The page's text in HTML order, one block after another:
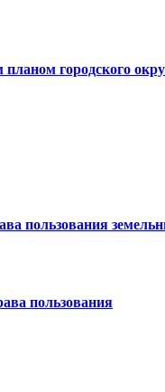
городского
пользования
пользования